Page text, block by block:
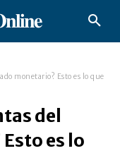
monetario? Esto es lo que
del
es lo